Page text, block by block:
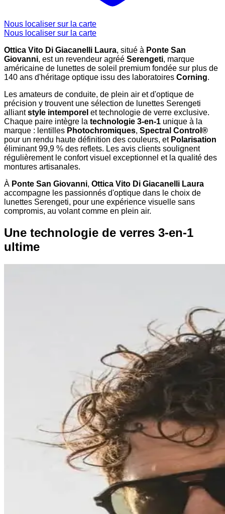
Nous localiser sur la carte
Nous localiser sur la carte
Ottica Vito Di Giacanelli Laura, situé à Ponte San
Giovanni, est un revendeur agréé Serengeti, marque
américaine de lunettes de soleil premium fondée sur plus de
140 ans d'héritage optique issu des laboratoires Corning.
Les amateurs de conduite, de plein air et d'optique de
précision y trouvent une sélection de lunettes Serengeti
alliantstyle intemporel et technologie de verre exclusive.
Chaque paire intègre la technologie 3-en-1 unique à la
marque : lentilles Photochromiques, Spectral Control®
pour un rendu haute définition des couleurs, et Polarisation
éliminant 99,9 % des reflets. Les avis clients soulignent
régulièrement le confort visuel exceptionnel et la qualité des
montures artisanales.
À Ponte San Giovanni, Ottica Vito Di Giacanelli Laura
accompagne les passionnés d'optique dans le choix de
lunettes Serengeti, pour une expérience visuelle sans
compromis, au volant comme en plein air.
Une technologie de verres 3-en-1
ultime